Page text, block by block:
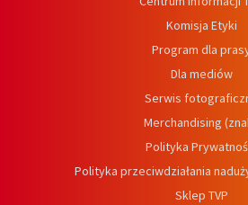
Komisja Etyki
Program dla
Dla mediów
Serwis
Merchandising
Polityka
Polityka przeciwdziałania
Sklep TVP